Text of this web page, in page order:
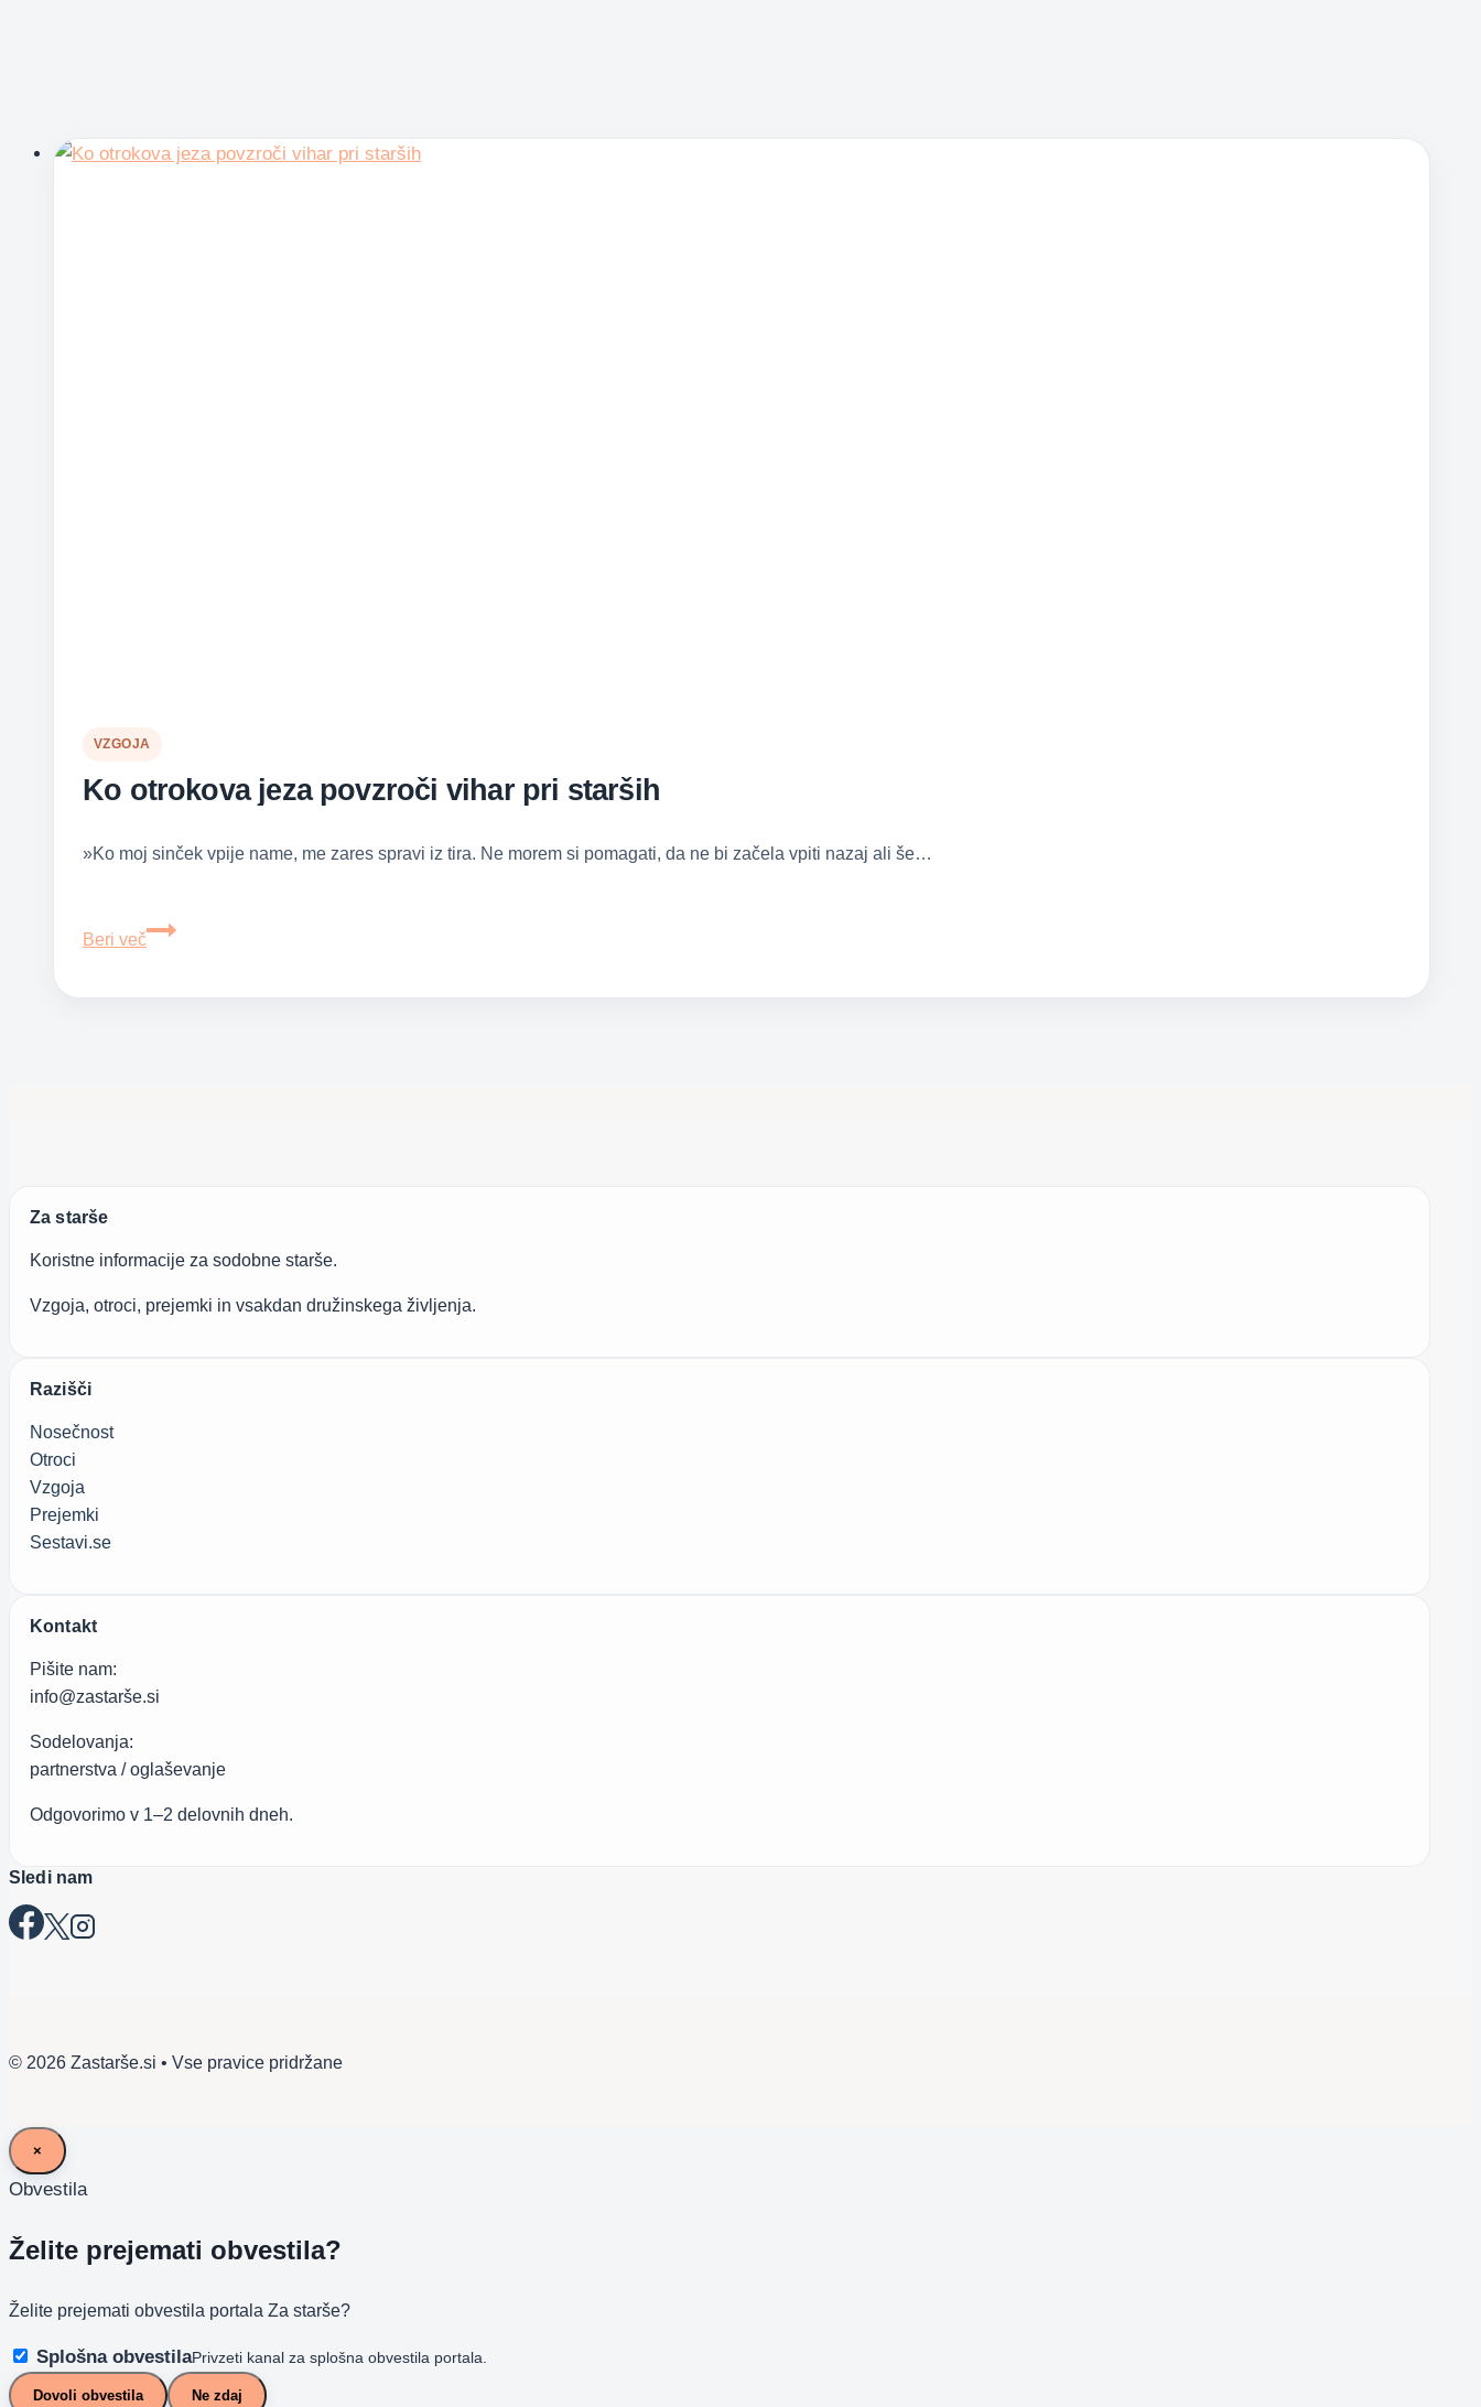
VZGOJA
Ko otrokova jeza povzroči vihar pri starših
»Ko moj sinček vpije name, me zares spravi iz tira. Ne morem si pomagati, da ne bi začela vpiti nazaj ali še…
Beri več
Ko
Za starše
Koristne informacije za sodobne starše.
Vzgoja, otroci, prejemki in vsakdan družinskega življenja.
Razišči
Nosečnost
Otroci
Vzgoja
Prejemki
Sestavi.se
Kontakt
Pišite nam:
info@zastarše.si
Sodelovanja:
partnerstva / oglaševanje
Odgovorimo v 1–2 delovnih dneh.
Sledi nam
© 2026 Zastarše.si • Vse pravice pridržane
×
Obvestila
Želite prejemati obvestila?
Želite prejemati obvestila portala Za starše?
Splošna obvestilaPrivzeti kanal za splošna obvestila portala.
Dovoli obvestila Ne zdaj